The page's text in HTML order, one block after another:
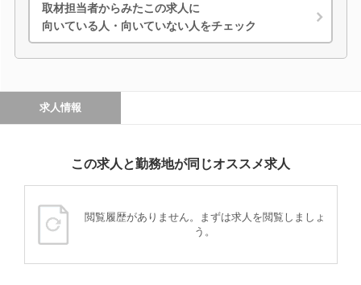
取材担当者からみたこの求人に
向いている人・向いていない人をチェック
求人情報
この求人と勤務地が同じオススメ求人
閲覧履歴がありません。まずは求人を閲覧しましょ
う。